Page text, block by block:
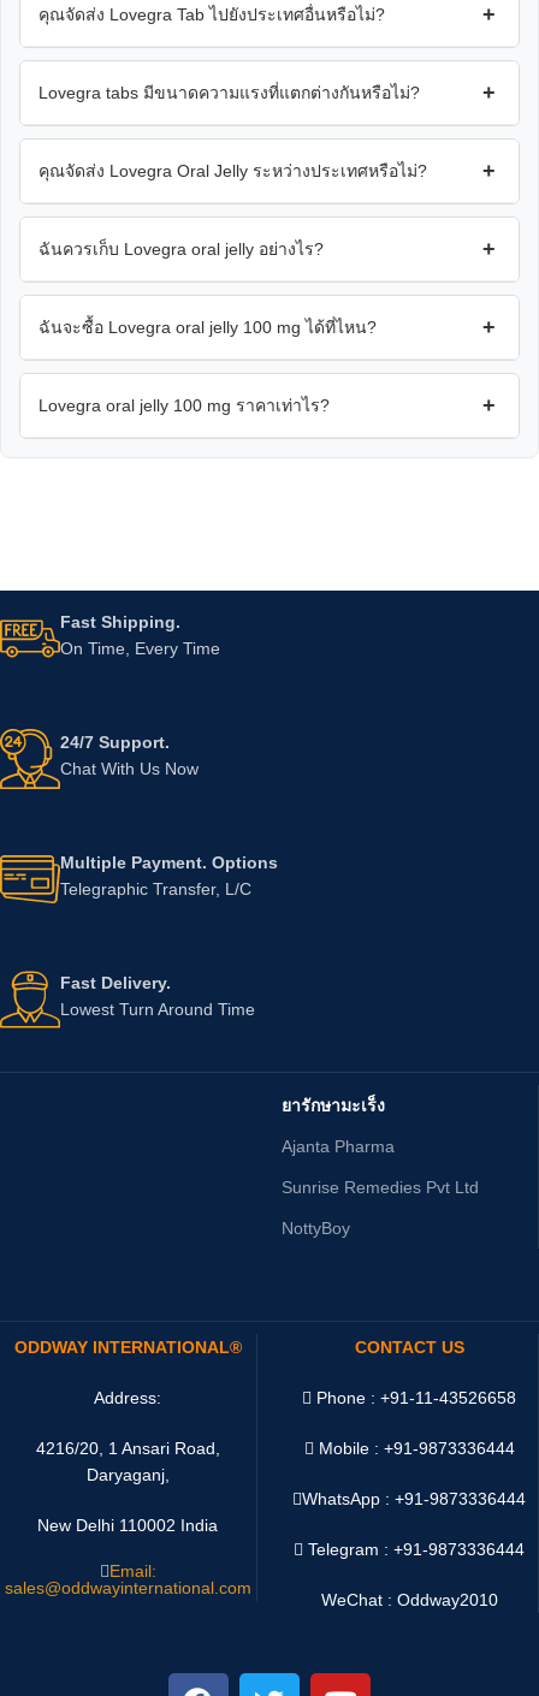
คุณจัดส่ง Lovegra Tab ไปยังประเทศอื่นหรือไม่? +
Lovegra tabs มีขนาดความแรงที่แตกต่างกันหรือไม่? +
คุณจัดส่ง Lovegra Oral Jelly ระหว่างประเทศหรือไม่? +
ฉันควรเก็บ Lovegra oral jelly อย่างไร? +
ฉันจะซื้อ Lovegra oral jelly 100 mg ได้ที่ไหน? +
Lovegra oral jelly 100 mg ราคาเท่าไร? +
Fast Shipping.
On Time, Every Time
24/7 Support.
Chat With Us Now
Multiple Payment. Options
Telegraphic Transfer, L/C
Fast Delivery.
Lowest Turn Around Time
ยารักษามะเร็ง
Ajanta Pharma
Sunrise Remedies Pvt Ltd
NottyBoy
ODDWAY INTERNATIONAL®
Address:
4216/20, 1 Ansari Road,
Daryaganj,
New Delhi 110002 India
Email:
sales@oddwayinternational.com
CONTACT US
Phone : +91-11-43526658
Mobile : +91-9873336444
WhatsApp :+91-9873336444
Telegram : +91-9873336444
WeChat : Oddway2010